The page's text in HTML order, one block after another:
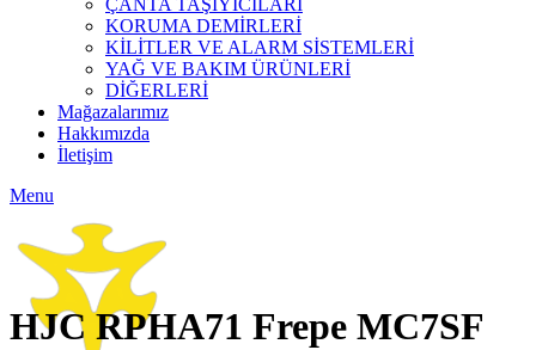
ÇANTA TAŞIYICILARI
KORUMA DEMİRLERİ
KİLİTLER VE ALARM SİSTEMLERİ
YAĞ VE BAKIM ÜRÜNLERİ
DİĞERLERİ
Mağazalarımız
Hakkımızda
İletişim
Menu
Click to enlarge
HJC RPHA71 Frepe MC7SF